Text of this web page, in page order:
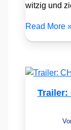
witzig und
Read More
Trailer: